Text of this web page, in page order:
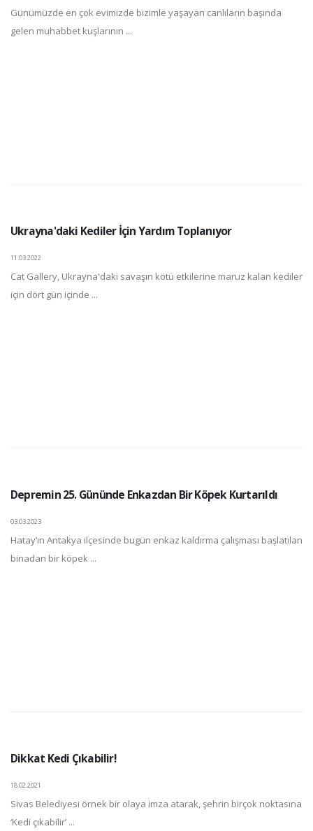
Günümüzde en çok evimizde bizimle yaşayan canlıların başında
gelen muhabbet kuşlarının ...
Ukrayna'daki Kediler İçin Yardım Toplanıyor
11.03.2022
Cat Gallery, Ukrayna'daki savaşın kötü etkilerine maruz kalan kediler
için dört gün içinde ...
Depremin 25. Gününde Enkazdan Bir Köpek Kurtarıldı
03.03.2023
Hatay’ın Antakya ilçesinde bugün enkaz kaldırma çalışması başlatılan
binadan bir köpek ...
Dikkat Kedi Çıkabilir!
18.02.2021
Sivas Belediyesi örnek bir olaya imza atarak, şehrin birçok noktasına
‘Kedi çıkabilir’ ...